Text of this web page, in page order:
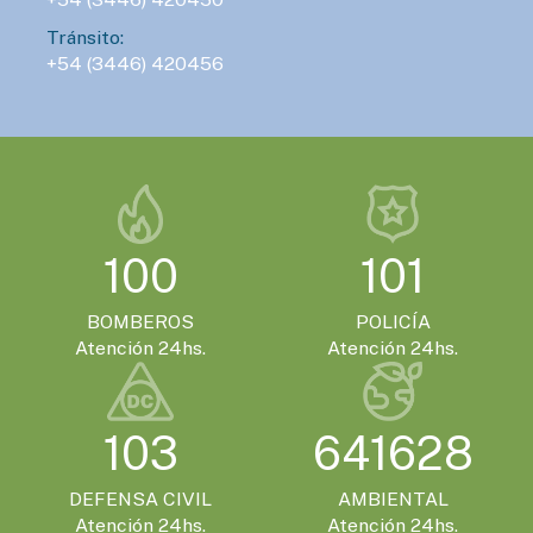
VIERNES 13 DE NOVIEMBRE - 14:00HS.
Gualeguaychú confirmó que será la sede
de la Expo Moto 2026
EVENTOS TURISTICOS
SÁBADO 21 DE NOVIEMBRE - 20:00HS.
El Encuentro Batuque celebra su 4ª edición
en Gualeguaychú
Tránsito:
+54 (3446) 420456
100
BOMBEROS
Atención 24hs.
101
POLICÍA
Atención 24hs.
103
DEFENSA CIVIL
Atención 24hs.
641628
AMBIENTAL
Atención 24hs.